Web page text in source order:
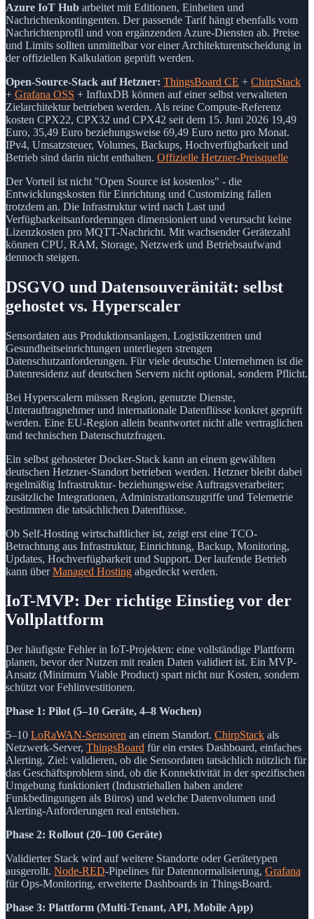
Azure IoT Hub arbeitet mit Editionen, Einheiten und
Nachrichtenkontingenten. Der passende Tarif hängt ebenfalls vom
Nachrichtenprofil und von ergänzenden Azure-Diensten ab. Preise
und Limits sollten unmittelbar vor einer Architekturentscheidung in
der offiziellen Kalkulation geprüft werden.
Open-Source-Stack auf Hetzner: ThingsBoard CE + ChirpStack
+ Grafana OSS + InfluxDB können auf einer selbst verwalteten
Zielarchitektur betrieben werden. Als reine Compute-Referenz
kosten CPX22, CPX32 und CPX42 seit dem 15. Juni 2026 19,49
Euro, 35,49 Euro beziehungsweise 69,49 Euro netto pro Monat.
IPv4, Umsatzsteuer, Volumes, Backups, Hochverfügbarkeit und
Betrieb sind darin nicht enthalten. Offizielle Hetzner-Preisquelle
Der Vorteil ist nicht "Open Source ist kostenlos" - die
Entwicklungskosten für Einrichtung und Customizing fallen
trotzdem an. Die Infrastruktur wird nach Last und
Verfügbarkeitsanforderungen dimensioniert und verursacht keine
Lizenzkosten pro MQTT-Nachricht. Mit wachsender Gerätezahl
können CPU, RAM, Storage, Netzwerk und Betriebsaufwand
dennoch steigen.
DSGVO und Datensouveränität: selbst
gehostet vs. Hyperscaler
Sensordaten aus Produktionsanlagen, Logistikzentren und
Gesundheitseinrichtungen unterliegen strengen
Datenschutzanforderungen. Für viele deutsche Unternehmen ist die
Datenresidenz auf deutschen Servern nicht optional, sondern Pflicht.
Bei Hyperscalern müssen Region, genutzte Dienste,
Unterauftragnehmer und internationale Datenflüsse konkret geprüft
werden. Eine EU-Region allein beantwortet nicht alle vertraglichen
und technischen Datenschutzfragen.
Ein selbst gehosteter Docker-Stack kann an einem gewählten
deutschen Hetzner-Standort betrieben werden. Hetzner bleibt dabei
regelmäßig Infrastruktur- beziehungsweise Auftragsverarbeiter;
zusätzliche Integrationen, Administrationszugriffe und Telemetrie
bestimmen die tatsächlichen Datenflüsse.
Ob Self-Hosting wirtschaftlicher ist, zeigt erst eine TCO-
Betrachtung aus Infrastruktur, Einrichtung, Backup, Monitoring,
Updates, Hochverfügbarkeit und Support. Der laufende Betrieb
kann überManaged Hosting abgedeckt werden.
IoT-MVP: Der richtige Einstieg vor der
Vollplattform
Der häufigste Fehler in IoT-Projekten: eine vollständige Plattform
planen, bevor der Nutzen mit realen Daten validiert ist. Ein MVP-
Ansatz (Minimum Viable Product) spart nicht nur Kosten, sondern
schützt vor Fehlinvestitionen.
Phase 1: Pilot (5–10 Geräte, 4–8 Wochen)
5–10 LoRaWAN-Sensoren an einem Standort. ChirpStack als
Netzwerk-Server, ThingsBoard für ein erstes Dashboard, einfaches
Alerting. Ziel: validieren, ob die Sensordaten tatsächlich nützlich für
das Geschäftsproblem sind, ob die Konnektivität in der spezifischen
Umgebung funktioniert (Industriehallen haben andere
Funkbedingungen als Büros) und welche Datenvolumen und
Alerting-Anforderungen real entstehen.
Phase 2: Rollout (20–100 Geräte)
Validierter Stack wird auf weitere Standorte oder Gerätetypen
ausgerollt. Node-RED-Pipelines für Datennormalisierung, Grafana
für Ops-Monitoring, erweiterte Dashboards in ThingsBoard.
Phase 3: Plattform (Multi-Tenant, API, Mobile App)